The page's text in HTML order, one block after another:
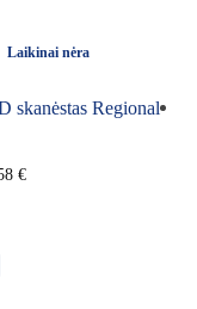
Laikinai nėra
skanėstas Regional
€